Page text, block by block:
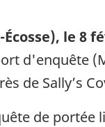
, le 8
d'enquête
de Sally’s
de